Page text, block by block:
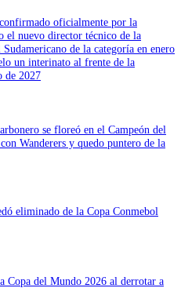
oficialmente por la
el nuevo director técnico de la
de la categoría en enero
un interinato al frente de la
de 2027
se floreó en el Campeón del
Wanderers y quedo puntero de la
eliminado de la Copa Conmebol
Copa del Mundo 2026 al derrotar a